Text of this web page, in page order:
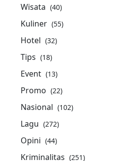
Wisata (40)
Kuliner (55)
Hotel (32)
Tips (18)
Event (13)
Promo (22)
Nasional (102)
Lagu (272)
Opini (44)
Kriminalitas (251)